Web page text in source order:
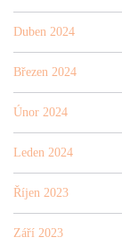
Duben 2024
Březen 2024
Únor 2024
Leden 2024
Říjen 2023
Září 2023